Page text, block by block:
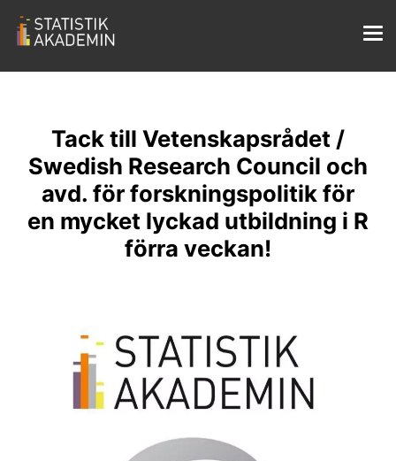
Tack till Vetenskapsrådet /
Swedish Research Council och
avd. för forskningspolitik för
en mycket lyckad utbildning i R
förra veckan!